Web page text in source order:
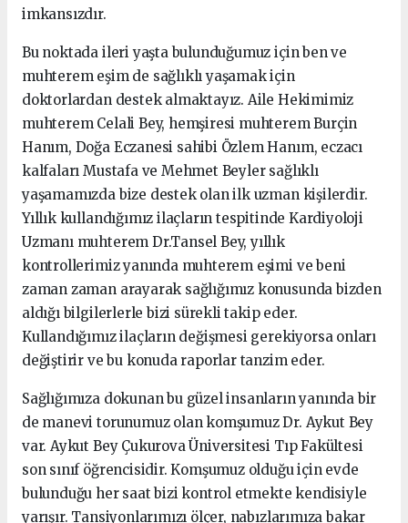
imkansızdır.
Bu noktada ileri yaşta bulunduğumuz için ben ve
muhterem eşim de sağlıklı yaşamak için
doktorlardan destek almaktayız. Aile Hekimimiz
muhterem Celali Bey, hemşiresi muhterem Burçin
Hanım, Doğa Eczanesi sahibi Özlem Hanım, eczacı
kalfaları Mustafa ve Mehmet Beyler sağlıklı
yaşamamızda bize destek olan ilk uzman kişilerdir.
Yıllık kullandığımız ilaçların tespitinde Kardiyoloji
Uzmanı muhterem Dr.Tansel Bey, yıllık
kontrollerimiz yanında muhterem eşimi ve beni
zaman zaman arayarak sağlığımız konusunda bizden
aldığı bilgilerlerle bizi sürekli takip eder.
Kullandığımız ilaçların değişmesi gerekiyorsa onları
değiştirir ve bu konuda raporlar tanzim eder.
Sağlığımıza dokunan bu güzel insanların yanında bir
de manevi torunumuz olan komşumuz Dr. Aykut Bey
var. Aykut Bey Çukurova Üniversitesi Tıp Fakültesi
son sınıf öğrencisidir. Komşumuz olduğu için evde
bulunduğu her saat bizi kontrol etmekte kendisiyle
yarışır. Tansiyonlarımızı ölçer, nabızlarımıza bakar